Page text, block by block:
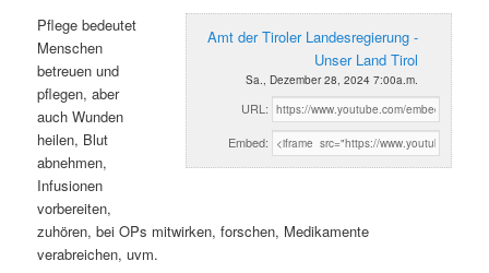
Amt der Tiroler Landesregierung -
Unser Land Tirol
Sa., Dezember 28, 2024 7:00a.m.
URL:
Embed:
Pflege bedeutet
Menschen
betreuen und
pflegen, aber
auch Wunden
heilen, Blut
abnehmen,
Infusionen
vorbereiten,
zuhören, bei OPs mitwirken, forschen, Medikamente
verabreichen, uvm.